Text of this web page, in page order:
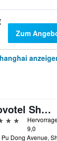
Zum
Novotel Shanghai Atlantis
9,0